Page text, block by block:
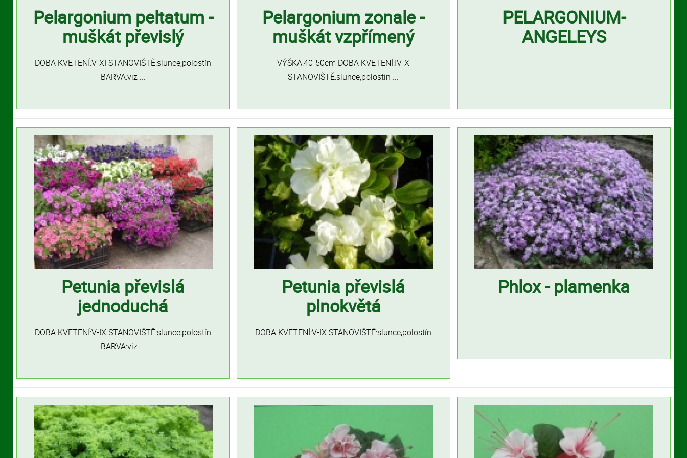
Pelargonium peltatum -
muškát převislý
DOBA KVETENÍ:V-XI STANOVIŠTĚ:slunce,polostín
BARVA:viz ...
Pelargonium zonale -
muškát vzpřímený
VÝŠKA:40-50cm DOBA KVETENÍ:IV-X
STANOVIŠTĚ:slunce,polostín ...
PELARGONIUM-
ANGELEYS
Petunia převislá
jednoduchá
DOBA KVETENÍ:V-IX STANOVIŠTĚ:slunce,polostín
BARVA:viz ...
Petunia převislá
plnokvětá
DOBA KVETENÍ:V-IX STANOVIŠTĚ:slunce,polostín
Phlox - plamenka